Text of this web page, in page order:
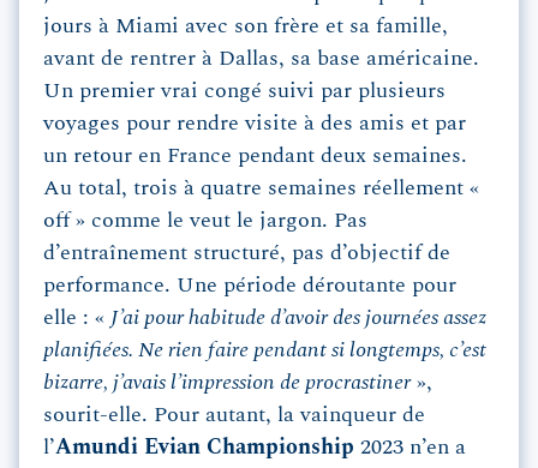
jours à Miami avec son frère et sa famille,
avant de rentrer à Dallas, sa base américaine.
Un premier vrai congé suivi par plusieurs
voyages pour rendre visite à des amis et par
un retour en France pendant deux semaines.
Au total, trois à quatre semaines réellement «
off » comme le veut le jargon. Pas
d’entraînement structuré, pas d’objectif de
performance. Une période déroutante pour
elle : « J’ai pour habitude d’avoir des journées assez
planifiées. Ne rien faire pendant si longtemps, c’est
bizarre, j’avais l’impression de procrastiner»,
sourit-elle. Pour autant, la vainqueur de
l’Amundi Evian Championship 2023 n’en a